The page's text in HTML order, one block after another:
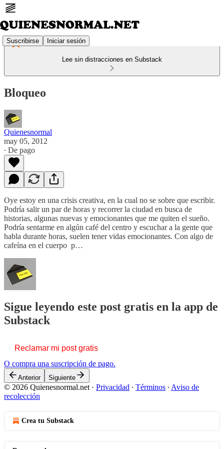
Suscribirse Iniciar sesión
Lee sin distracciones en Substack
Bloqueo
Quienesnormal
may 05, 2012
∙ De pago
Oye estoy en una crisis creativa, en la cual no se sobre que escribir.
Podría salir un par de horas y recorrer la ciudad en busca de
historias, algunas nuevas y emocionantes que me quiten el sueño.
Podría sentarme en algún café del centro y escuchar a la gente que
habla durante horas, suelen tener vidas emocionantes. Con algo de
cafeína en el cuerpo p…
Sigue leyendo este post gratis en la app de
Substack
Reclamar mi post gratis
O compra una suscripción de pago.
Anterior Siguiente
© 2026 Quienesnormal.net · Privacidad ∙ Términos ∙ Aviso de
recolección
Crea tu Substack